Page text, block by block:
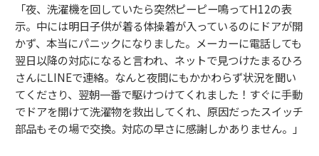
「夜、洗濯機を回していたら突然ピーピー鳴ってH12の表
示。中には明日子供が着る体操着が入っているのにドアが開
かず、本当にパニックになりました。メーカーに電話しても
翌日以降の対応になると言われ、ネットで見つけたまるひろ
さんにLINEで連絡。なんと夜間にもかかわらず状況を聞い
てくださり、翌朝一番で駆けつけてくれました！すぐに手動
でドアを開けて洗濯物を救出してくれ、原因だったスイッチ
部品もその場で交換。対応の早さに感謝しかありません。」